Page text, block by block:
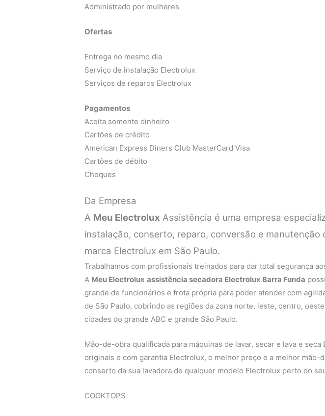
Administrado por mulheres
Ofertas
Entrega no mesmo dia
Serviço de instalação Electrolux
Serviços de reparos Electrolux
Pagamentos
Aceita somente dinheiro
Cartões de crédito
American Express Diners Club MasterCard Visa
Cartões de débito
Cheques
Da Empresa
A Meu Electrolux Assistência é uma empresa
instalação, conserto, reparo, conversão e manutenção
marca Electrolux em São Paulo.
Trabalhamos com profissionais treinados para dar total segurança
A Meu Electrolux assistência secadora Electrolux Barra Funda
grande de funcionários e frota própria para poder atender com
de São Paulo, cobrindo as regiões da zona norte, leste, centro,
cidades do grande ABC e grande São Paulo.
Mão-de-obra qualificada para máquinas de lavar, secar e lava e seca
originais e com garantia Electrolux, o melhor preço e a melhor mão-
conserto da sua lavadora de qualquer modelo Electrolux perto do
COOKTOPS